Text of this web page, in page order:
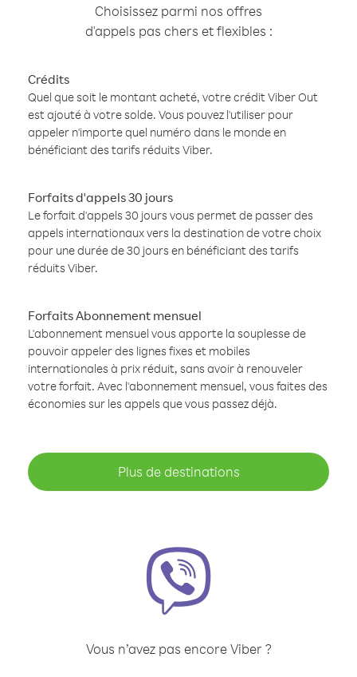
Choisissez parmi nos offres
d'appels pas chers et flexibles :
Crédits
Quel que soit le montant acheté, votre crédit Viber Out
est ajouté à votre solde. Vous pouvez l'utiliser pour
appeler n'importe quel numéro dans le monde en
bénéficiant des tarifs réduits Viber.
Forfaits d'appels 30 jours
Le forfait d'appels 30 jours vous permet de passer des
appels internationaux vers la destination de votre choix
pour une durée de 30 jours en bénéficiant des tarifs
réduits Viber.
Forfaits Abonnement mensuel
L'abonnement mensuel vous apporte la souplesse de
pouvoir appeler des lignes fixes et mobiles
internationales à prix réduit, sans avoir à renouveler
votre forfait. Avec l'abonnement mensuel, vous faites des
économies sur les appels que vous passez déjà.
Plus de destinations
Vous n’avez pas encore Viber ?